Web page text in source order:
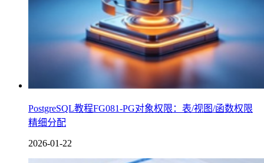
PostgreSQL教程FG081-PG对象权限：表/视图/函数权限
精细分配
2026-01-22